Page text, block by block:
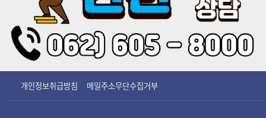
개인정보취급방침 메일주소무단수집거부